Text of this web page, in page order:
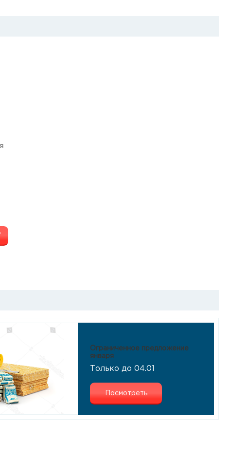
Ограниченное предложение
января
Только до 04.01
Посмотреть